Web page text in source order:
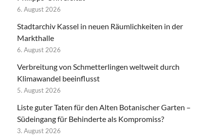
6. August 2026
Stadtarchiv Kassel in neuen Räumlichkeiten in der
Markthalle
6. August 2026
Verbreitung von Schmetterlingen weltweit durch
Klimawandel beeinflusst
5. August 2026
Liste guter Taten für den Alten Botanischer Garten –
Südeingang für Behinderte als Kompromiss?
3. August 2026